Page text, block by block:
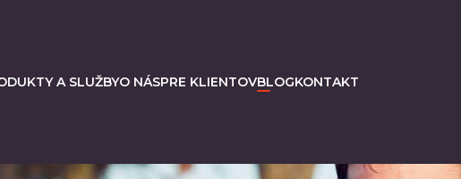
A SLUŽBYO NÁSPRE KLIENTOVBLOGKONTAKT